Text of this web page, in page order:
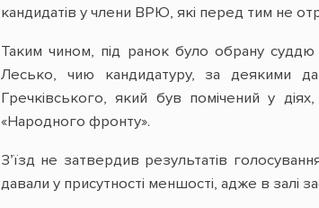
кандидатів у члени ВРЮ, які перед тим не
Таким чином, під ранок було обрану
Лесько, чию кандидатуру, за деякими
Гречківського, який був помічений у
«Народного фронту».
З’їзд не затвердив результатів
давали у присутності меншості, адже в залі